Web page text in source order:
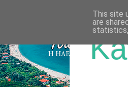
This site
are